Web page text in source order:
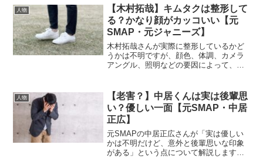
やフォロワーに「後輩思い」として評価
される理由について詳しく...
人物
【木村拓哉】キムタクは整形して
る？かなり顔がカッコいい【元
SMAP・元ジャニーズ】
木村拓哉さんが実際に整形しているかど
うかは不明ですが、顔色、体調、カメラ
アングル、照明などの要因によって、整
説します。 (adsbygoogle = window.ad...
人物
【老害？】中居くんは実は後輩思
い？優しい一面【元SMAP・中居
正広】
元SMAPの中居正広さんが「実は優しい
かは不明だけど、意外と後輩思いな印象
がある」という点について解説します。